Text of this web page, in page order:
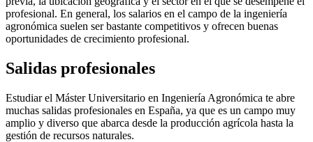
profesional. En general, los salarios en el campo de la ingeniería
agronómica suelen ser bastante competitivos y ofrecen buenas
oportunidades de crecimiento profesional.
Salidas profesionales
Estudiar el Máster Universitario en Ingeniería Agronómica te abre
muchas salidas profesionales en España, ya que es un campo muy
amplio y diverso que abarca desde la producción agrícola hasta la
gestión de recursos naturales.